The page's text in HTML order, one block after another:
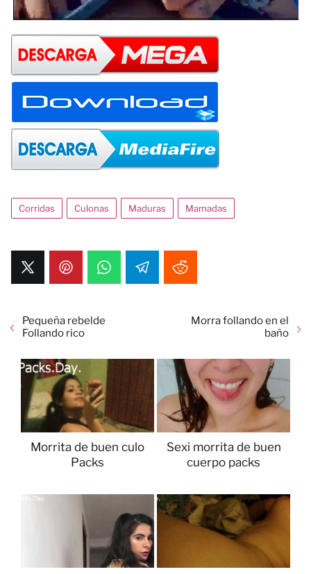
Corridas Culonas Maduras Mamadas
Pequeña rebelde
Follando rico
Morra follando en el
baño
Morrita de buen culo
Packs
Sexi morrita de buen
cuerpo packs